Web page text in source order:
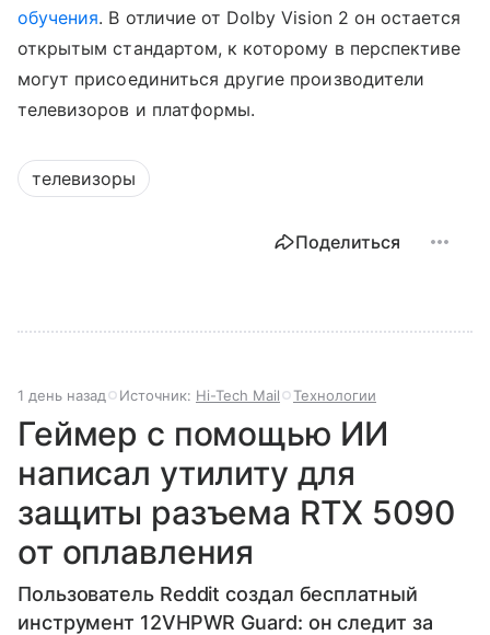
обучения. В отличие от Dolby Vision 2 он остается
открытым стандартом, к которому в перспективе
могут присоединиться другие производители
телевизоров и платформы.
телевизоры
Поделиться
1 день назад Источник: Hi-Tech Mail Технологии
Геймер с помощью ИИ
написал утилиту для
защиты разъема RTX 5090
от оплавления
Пользователь Reddit создал бесплатный
инструмент 12VHPWR Guard: он следит за